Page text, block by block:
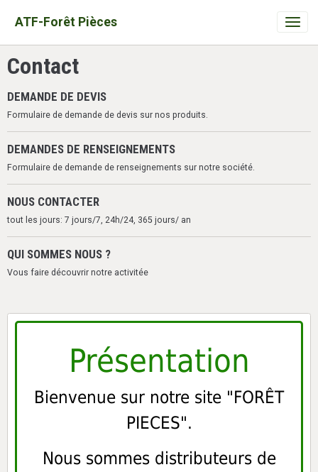
ATF-Forêt Pièces
Contact
DEMANDE DE DEVIS
Formulaire de demande de devis sur nos produits.
DEMANDES DE RENSEIGNEMENTS
Formulaire de demande de renseignements sur notre société.
NOUS CONTACTER
tout les jours: 7 jours/7, 24h/24, 365 jours/ an
QUI SOMMES NOUS ?
Vous faire découvrir notre activitée
Présentation
Bienvenue sur notre site "FORÊT
PIECES".
Nous sommes distributeurs de